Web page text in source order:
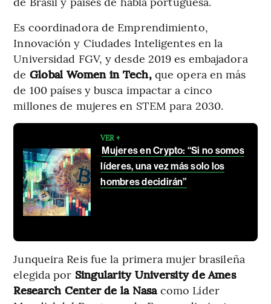
Es coordinadora de Emprendimiento,
Innovación y Ciudades Inteligentes en la
Universidad FGV, y desde 2019 es embajadora
de Global Women in Tech,que opera en más
de 100 países y busca impactar a cinco
millones de mujeres en STEM para 2030.
VER +
Mujeres en Crypto: “Si no somos
líderes, una vez más solo los
hombres decidirán”
Junqueira Reis fue la primera mujer brasileña
elegida por Singularity University de Ames
Research Center de la Nasa como Líder